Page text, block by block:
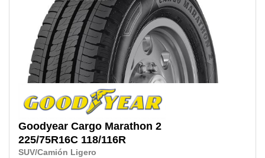
Goodyear Cargo Marathon 2
225/75R16C 118/116R
SUV/Camión Ligero